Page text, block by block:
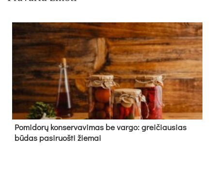
Pomidorų konservavimas be vargo: greičiausias
būdas pasiruošti žiemai